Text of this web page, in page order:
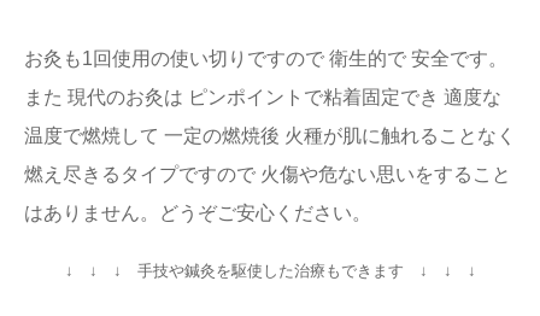
お灸も1回使用の使い切りですので 衛生的で 安全です。
また 現代のお灸は ピンポイントで粘着固定でき 適度な
温度で燃焼して 一定の燃焼後 火種が肌に触れることなく
燃え尽きるタイプですので 火傷や危ない思いをすること
はありません。どうぞご安心ください。
↓ ↓ ↓ 手技や鍼灸を駆使した治療もできます ↓ ↓ ↓